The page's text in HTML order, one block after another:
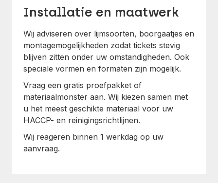
Installatie en maatwerk
Wij adviseren over lijmsoorten, boorgaatjes en
montagemogelijkheden zodat tickets stevig
blijven zitten onder uw omstandigheden. Ook
speciale vormen en formaten zijn mogelijk.
Vraag een gratis proefpakket of
materiaalmonster aan. Wij kiezen samen met
u het meest geschikte materiaal voor uw
HACCP- en reinigingsrichtlijnen.
Wij reageren binnen 1 werkdag op uw
aanvraag.